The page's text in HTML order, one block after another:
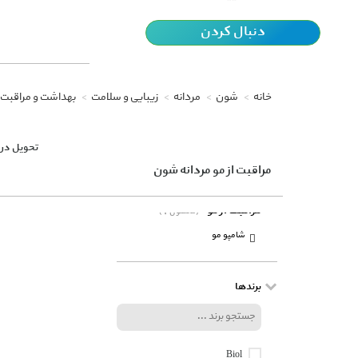
دنبال کردن
تحویل در
خانه شون مردانه زیبایی و سلامت بهداشت و
مراقبت از مو مردانه شون
(1 محصول) مراقبت از مو
شامپو مو
برندها